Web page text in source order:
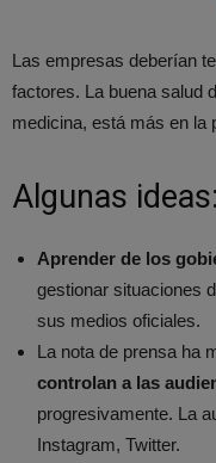
Las empresas deberían
factores. La buena salud
medicina, está más en la
Algunas ideas:
Aprender de los
gestionar situaciones
sus medios oficiales.
La nota de prensa ha
controlan a las
progresivamente. La
Instagram, Twitter.